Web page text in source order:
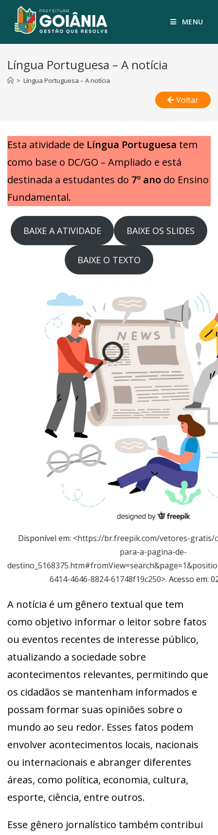
MENU
Língua Portuguesa – A notícia
> Língua Portuguesa – A notícia
Voltar
Esta atividade de Língua Portuguesa tem
como base o DC/GO – Ampliado e está
destinada a estudantes do 7º ano do Ensino
Fundamental.
BAIXE A ATIVIDADE BAIXE OS SLIDES
BAIXE O TEXTO
Disponível em: <https://br.freepik.com/vetores-gratis/
para-a-pagina-de-
6414-4646-8824-61748f19c250>. Acesso em:
A notícia é um gênero textual que tem
como objetivo informar o leitor sobre fatos
ou eventos recentes de interesse público,
atualizando a sociedade sobre
acontecimentos relevantes, permitindo que
os cidadãos se mantenham informados e
possam formar suas opiniões sobre o
mundo ao seu redor. Esses fatos podem
envolver acontecimentos locais, nacionais
ou internacionais e abranger diferentes
áreas, como política, economia, cultura,
esporte, ciência, entre outros.
Esse gênero jornalístico também contribui